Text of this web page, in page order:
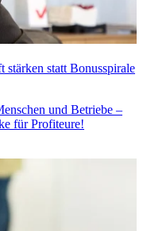
stärken statt Bonusspirale
und Betriebe –
für Profiteure!